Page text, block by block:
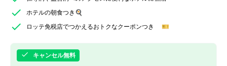
ホテルの朝食つき🍳
ロッテ免税店でつかえるおトクなクーポンつき 🎫
キャンセル無料